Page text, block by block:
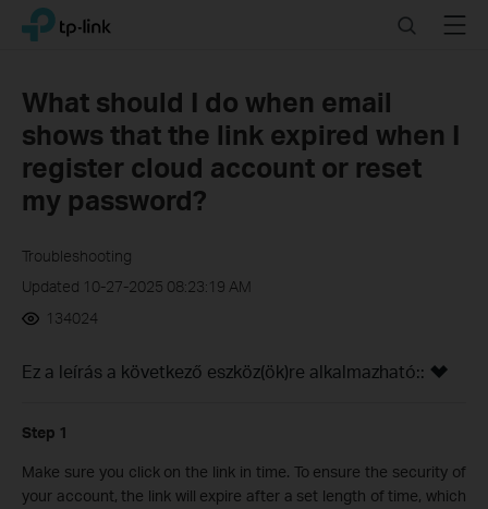
Click
navigation
TP-Link, Reliably Smart SearchMenu
What should I do when email
shows that the link expired when I
register cloud account or reset
my password?
Troubleshooting
Updated 10-27-2025 08:23:19 AM
134024
Ez a leírás a következő eszköz(ök)re alkalmazható::
Step 1
Make sure you click on the link in time. To ensure the security of
your account, the link will expire after a set length of time, which